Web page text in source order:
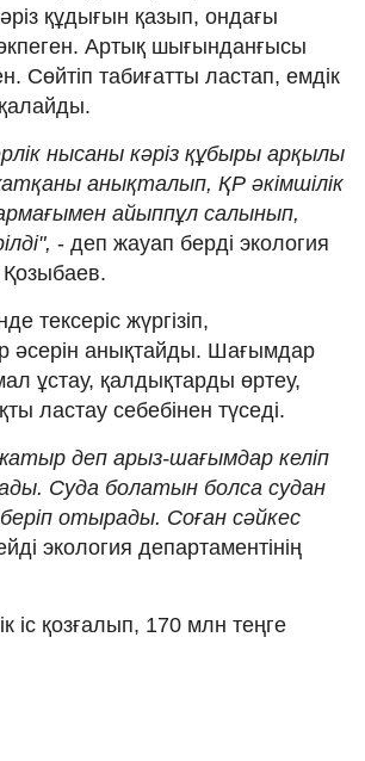
құдығын қазып, ондағы
Артық шығынданғысы
Сөйтіп табиғатты ластап, емдік
нысаны кәріз құбыры арқылы
анықталып, ҚР әкімшілік
айыппұл салынып,
- деп жауап берді экология
тексеріс жүргізіп,
әсерін анықтайды. Шағымдар
ұстау, қалдықтарды өртеу,
ластау себебінен түседі.
деп арыз-шағымдар келіп
Суда болатын болса судан
отырады. Соған сәйкес
экология департаментінің
іс қозғалып, 170 млн теңге